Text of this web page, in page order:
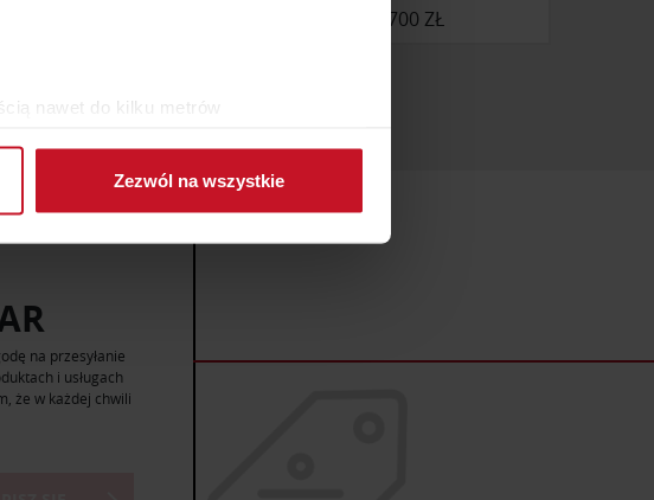
nawet do kilku metrów
ustaw własne preferencje w
funkcje społecznościowe i analizować
partnerom społecznościowym,
otrzymanymi od Ciebie lub
Zezwól na wszystkie
1 700 ZŁ
na przesyłanie
i usługach
że w każdej chwili